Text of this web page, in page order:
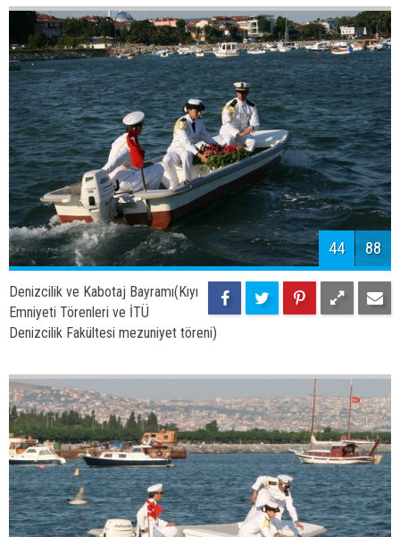
46 88
Denizcilik ve Kabotaj Bayramı(Kıyı
Emniyeti Törenleri ve İTÜ
Denizcilik Fakültesi mezuniyet töreni)
47 88
Emniyeti Törenleri ve İTÜ
Denizcilik Fakültesi mezuniyet töreni)